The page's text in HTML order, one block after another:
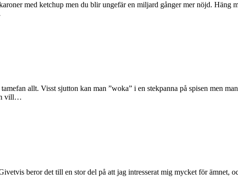
med ketchup men du blir ungefär en miljard gånger mer nöjd. Häng
allt. Visst sjutton kan man ”woka” i en stekpanna på spisen men
vill…
beror det till en stor del på att jag intresserat mig mycket för ämnet,